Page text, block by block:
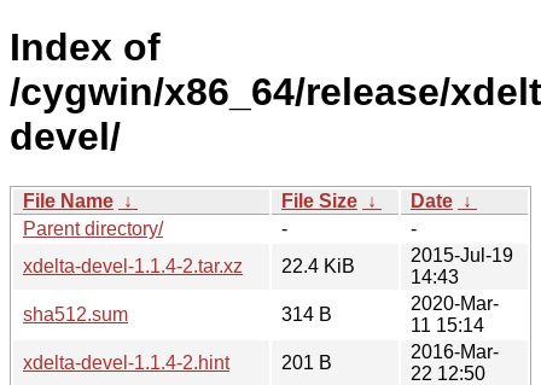
Index of
/cygwin/x86_64/release/
devel/
File Name ↓ File Size ↓ Date ↓
Parent directory/
-
-
xdelta-devel-1.1.4-2.tar.xz
22.4 KiB
2015-Jul-19
14:43
sha512.sum
314 B
2020-Mar-
11 15:14
xdelta-devel-1.1.4-2.hint
201 B
2016-Mar-
22 12:50